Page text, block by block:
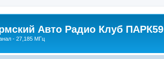
Авто Радио Клуб ПАРК59
- 27,185 МГц